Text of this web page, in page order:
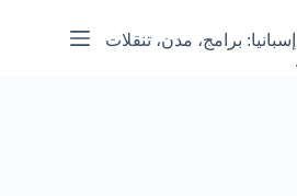
برامج، مدن، تنقلات